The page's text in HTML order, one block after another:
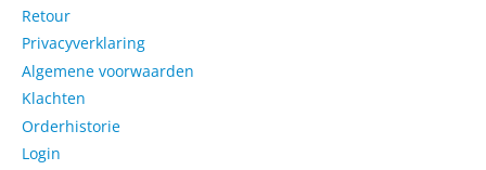
Retour
Privacyverklaring
Algemene voorwaarden
Klachten
Orderhistorie
Login